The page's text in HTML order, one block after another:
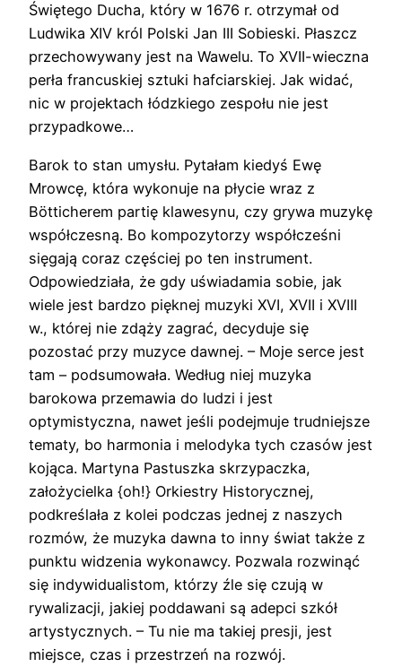
Świętego Ducha, który w 1676 r. otrzymał od
Ludwika XIV król Polski Jan III Sobieski. Płaszcz
przechowywany jest na Wawelu. To XVII-wieczna
perła francuskiej sztuki hafciarskiej. Jak widać,
nic w projektach łódzkiego zespołu nie jest
przypadkowe…
Barok to stan umysłu. Pytałam kiedyś Ewę
Mrowcę, która wykonuje na płycie wraz z
Bötticherem partię klawesynu, czy grywa muzykę
współczesną. Bo kompozytorzy współcześni
sięgają coraz częściej po ten instrument.
Odpowiedziała, że gdy uświadamia sobie, jak
wiele jest bardzo pięknej muzyki XVI, XVII i XVIII
w., której nie zdąży zagrać, decyduje się
pozostać przy muzyce dawnej. – Moje serce jest
tam – podsumowała. Według niej muzyka
barokowa przemawia do ludzi i jest
optymistyczna, nawet jeśli podejmuje trudniejsze
tematy, bo harmonia i melodyka tych czasów jest
kojąca. Martyna Pastuszka skrzypaczka,
założycielka {oh!} Orkiestry Historycznej,
podkreślała z kolei podczas jednej z naszych
rozmów, że muzyka dawna to inny świat także z
punktu widzenia wykonawcy. Pozwala rozwinąć
się indywidualistom, którzy źle się czują w
rywalizacji, jakiej poddawani są adepci szkół
artystycznych. – Tu nie ma takiej presji, jest
miejsce, czas i przestrzeń na rozwój.